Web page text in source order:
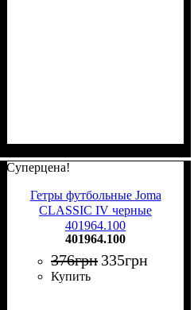
Суперцена!
Гетры футбольные Joma
CLASSIC IV черные
401964.100
401964.100
376грн 335грн
Купить